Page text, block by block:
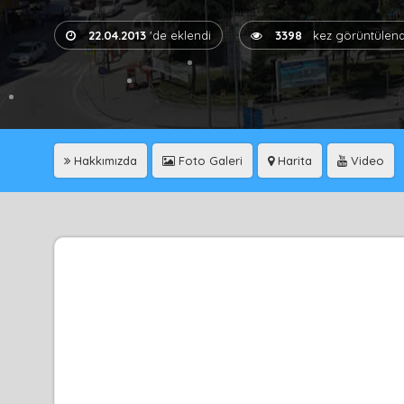
22.04.2013 'de eklendi 3398 kez
Hakkımızda Foto Galeri Harita Video